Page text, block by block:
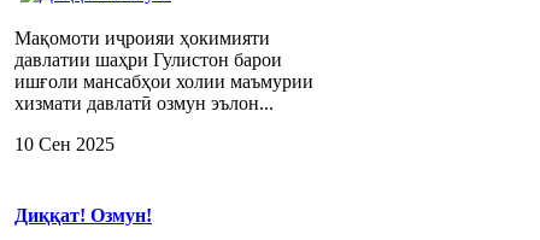
Мақомоти иҷроияи ҳокимияти
давлатии шаҳри Гулистон барои
ишғоли мансабҳои холии маъмурии
хизмати давлатӣ озмун эълон...
10 Сен 2025
Диққат! Озмун!